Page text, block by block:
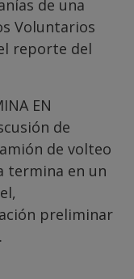
de una
Voluntarios
reporte del
EN
de
de volteo
termina en un
preliminar